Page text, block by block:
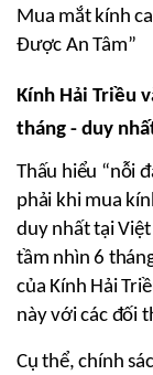
Mua mắt kính
Được An Tâm”
Kính Hải Triều
tháng - duy
Thấu hiểu “nỗi
phải khi mua
duy nhất tại
tầm nhìn 6
của Kính Hải
này với các đối
Cụ thể, chính